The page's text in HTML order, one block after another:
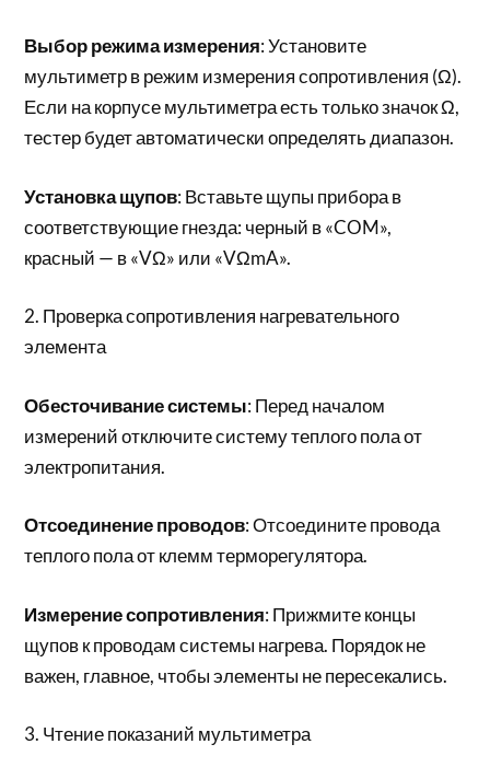
Выбор режима измерения: Установите
мультиметр в режим измерения сопротивления (Ω).
Если на корпусе мультиметра есть только значок Ω,
тестер будет автоматически определять диапазон.
Установка щупов: Вставьте щупы прибора в
соответствующие гнезда: черный в «COM»,
красный — в «VΩ» или «VΩmA».
2. Проверка сопротивления нагревательного
элемента
Обесточивание системы: Перед началом
измерений отключите систему теплого пола от
электропитания.
Отсоединение проводов: Отсоедините провода
теплого пола от клемм терморегулятора.
Измерение сопротивления: Прижмите концы
щупов к проводам системы нагрева. Порядок не
важен, главное, чтобы элементы не пересекались.
3. Чтение показаний мультиметра